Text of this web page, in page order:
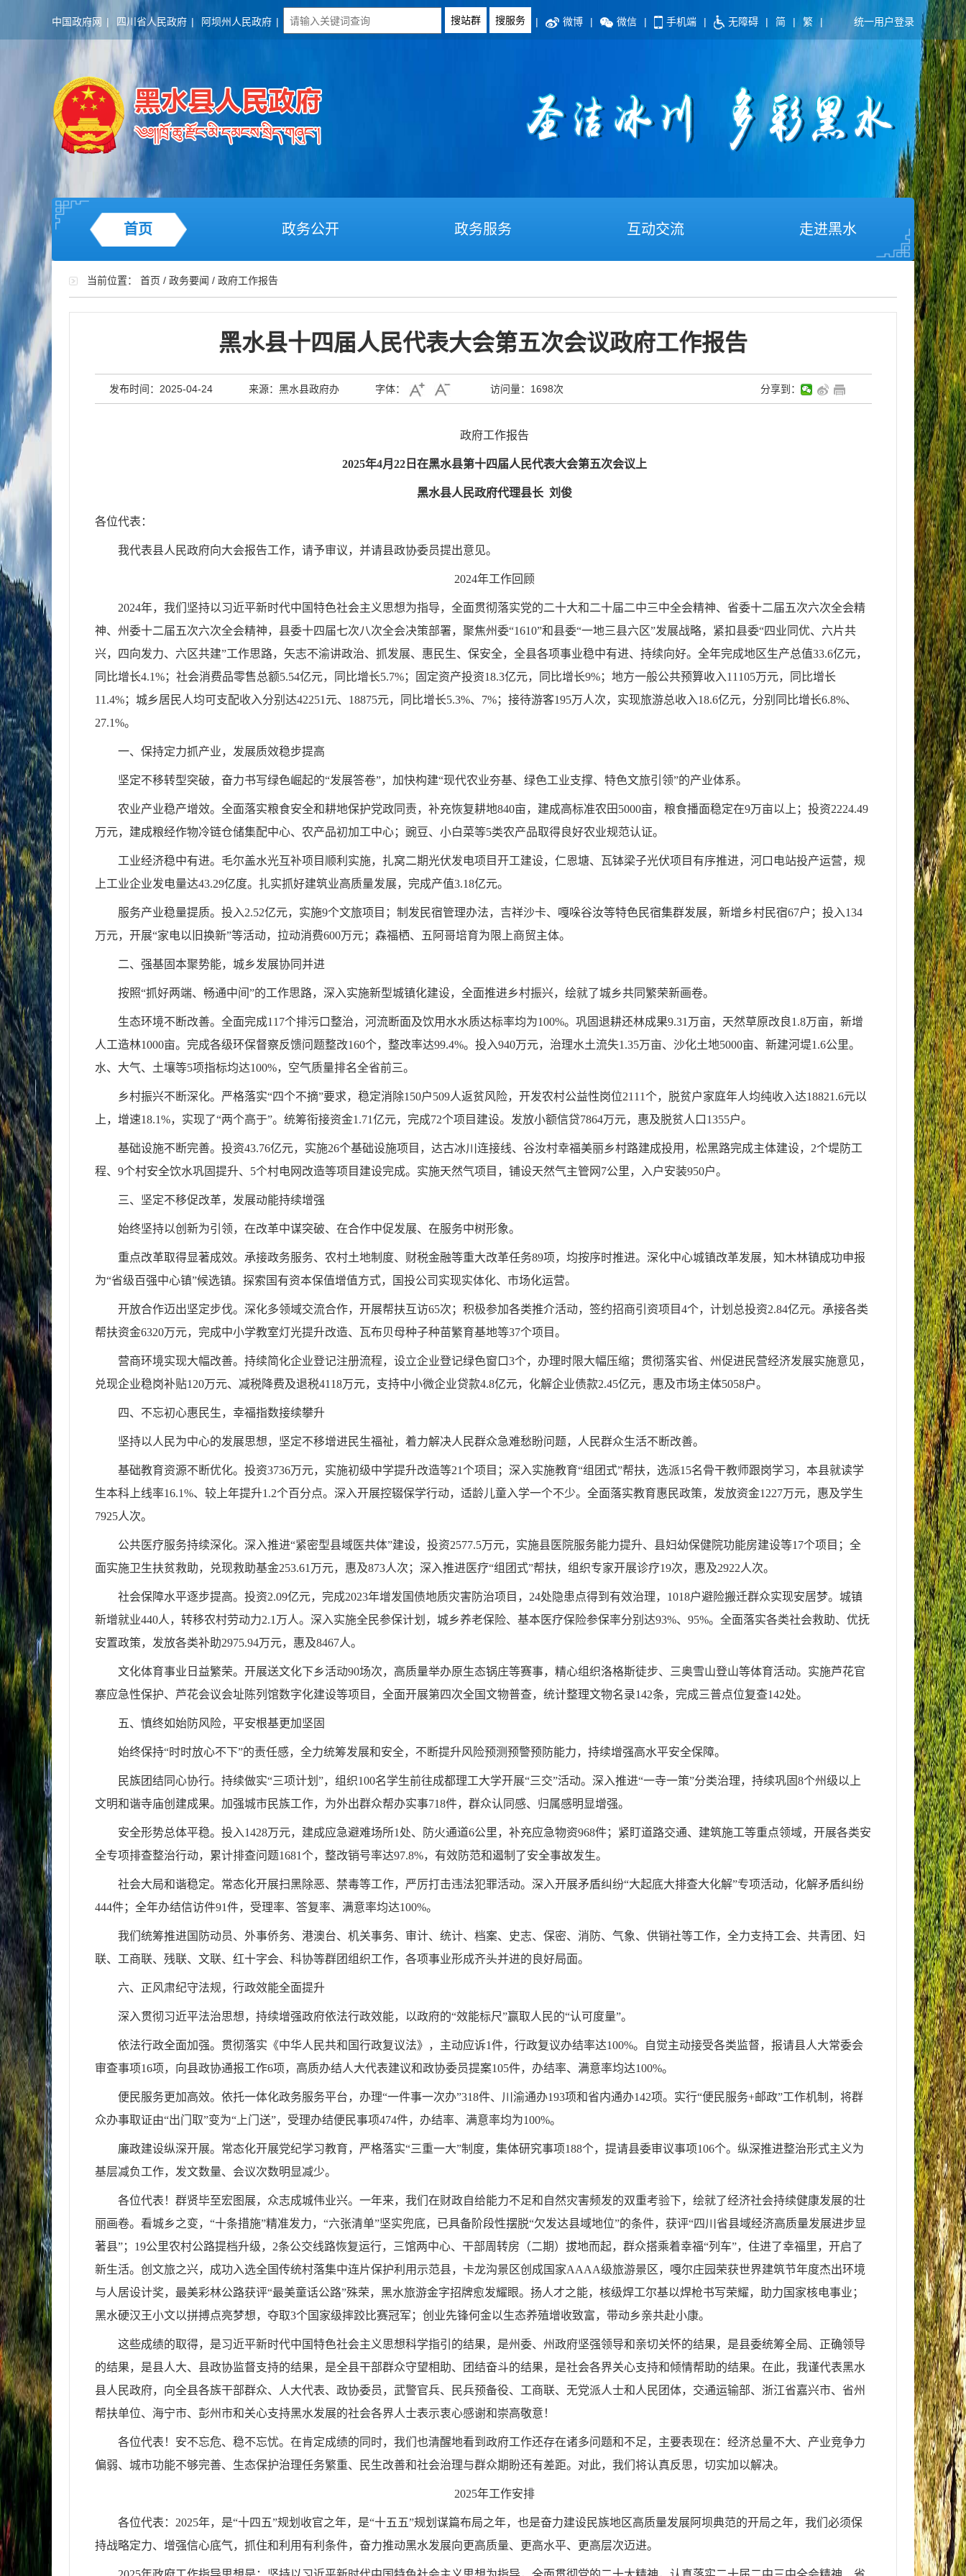
中国政府网 | 四川省人民政府 | 阿坝州人民政府 | | 微博 | 微信 | 手机端 | 无障碍 | 简 | 繁 | 统一用户登录
首页 政务公开 政务服务 互动交流 走进黑水
当前位置： 首页 / 政务要闻 / 政府工作报告
黑水县十四届人民代表大会第五次会议政府工作报告
发布时间：2025-04-24 来源：黑水县政府办 字体： 访问量： 1698次 分享到：
政府工作报告
2025年4月22日在黑水县第十四届人民代表大会第五次会议上
黑水县人民政府代理县长 刘俊
各位代表：
我代表县人民政府向大会报告工作，请予审议，并请县政协委员提出意见。
2024年工作回顾
2024年，我们坚持以习近平新时代中国特色社会主义思想为指导，全面贯彻落实党的二十大和二十届二中三中全会精神、省委十二届五次六次全会精
神、州委十二届五次六次全会精神，县委十四届七次八次全会决策部署，聚焦州委“1610”和县委“一地三县六区”发展战略，紧扣县委“四业同优、六片共
兴，四向发力、六区共建”工作思路，矢志不渝讲政治、抓发展、惠民生、保安全，全县各项事业稳中有进、持续向好。全年完成地区生产总值33.6亿元，
同比增长4.1%；社会消费品零售总额5.54亿元，同比增长5.7%；固定资产投资18.3亿元，同比增长9%；地方一般公共预算收入11105万元，同比增长
11.4%；城乡居民人均可支配收入分别达42251元、18875元，同比增长5.3%、7%；接待游客195万人次，实现旅游总收入18.6亿元，分别同比增长6.8%、
27.1%。
一、保持定力抓产业，发展质效稳步提高
坚定不移转型突破，奋力书写绿色崛起的“发展答卷”，加快构建“现代农业夯基、绿色工业支撑、特色文旅引领”的产业体系。
农业产业稳产增效。全面落实粮食安全和耕地保护党政同责，补充恢复耕地840亩，建成高标准农田5000亩，粮食播面稳定在9万亩以上；投资2224.49
万元，建成粮经作物冷链仓储集配中心、农产品初加工中心；豌豆、小白菜等5类农产品取得良好农业规范认证。
工业经济稳中有进。毛尔盖水光互补项目顺利实施，扎窝二期光伏发电项目开工建设，仁恩塘、瓦钵梁子光伏项目有序推进，河口电站投产运营，规
上工业企业发电量达43.29亿度。扎实抓好建筑业高质量发展，完成产值3.18亿元。
服务产业稳量提质。投入2.52亿元，实施9个文旅项目；制发民宿管理办法，吉祥沙卡、嘎哚谷汝等特色民宿集群发展，新增乡村民宿67户；投入134
万元，开展“家电以旧换新”等活动，拉动消费600万元；森福栖、五阿哥培育为限上商贸主体。
二、强基固本聚势能，城乡发展协同并进
按照“抓好两端、畅通中间”的工作思路，深入实施新型城镇化建设，全面推进乡村振兴，绘就了城乡共同繁荣新画卷。
生态环境不断改善。全面完成117个排污口整治，河流断面及饮用水水质达标率均为100%。巩固退耕还林成果9.31万亩，天然草原改良1.8万亩，新增
人工造林1000亩。完成各级环保督察反馈问题整改160个，整改率达99.4%。投入940万元，治理水土流失1.35万亩、沙化土地5000亩、新建河堤1.6公里。
水、大气、土壤等5项指标均达100%，空气质量排名全省前三。
乡村振兴不断深化。严格落实“四个不摘”要求，稳定消除150户509人返贫风险，开发农村公益性岗位2111个，脱贫户家庭年人均纯收入达18821.6元以
上，增速18.1%，实现了“两个高于”。统筹衔接资金1.71亿元，完成72个项目建设。发放小额信贷7864万元，惠及脱贫人口1355户。
基础设施不断完善。投资43.76亿元，实施26个基础设施项目，达古冰川连接线、谷汝村幸福美丽乡村路建成投用，松黑路完成主体建设，2个堤防工
程、9个村安全饮水巩固提升、5个村电网改造等项目建设完成。实施天然气项目，铺设天然气主管网7公里，入户安装950户。
三、坚定不移促改革，发展动能持续增强
始终坚持以创新为引领，在改革中谋突破、在合作中促发展、在服务中树形象。
重点改革取得显著成效。承接政务服务、农村土地制度、财税金融等重大改革任务89项，均按序时推进。深化中心城镇改革发展，知木林镇成功申报
为“省级百强中心镇”候选镇。探索国有资本保值增值方式，国投公司实现实体化、市场化运营。
开放合作迈出坚定步伐。深化多领域交流合作，开展帮扶互访65次；积极参加各类推介活动，签约招商引资项目4个，计划总投资2.84亿元。承接各类
帮扶资金6320万元，完成中小学教室灯光提升改造、瓦布贝母种子种苗繁育基地等37个项目。
营商环境实现大幅改善。持续简化企业登记注册流程，设立企业登记绿色窗口3个，办理时限大幅压缩；贯彻落实省、州促进民营经济发展实施意见，
兑现企业稳岗补贴120万元、减税降费及退税4118万元，支持中小微企业贷款4.8亿元，化解企业债款2.45亿元，惠及市场主体5058户。
四、不忘初心惠民生，幸福指数接续攀升
坚持以人民为中心的发展思想，坚定不移增进民生福祉，着力解决人民群众急难愁盼问题，人民群众生活不断改善。
基础教育资源不断优化。投资3736万元，实施初级中学提升改造等21个项目；深入实施教育“组团式”帮扶，选派15名骨干教师跟岗学习，本县就读学
生本科上线率16.1%、较上年提升1.2个百分点。深入开展控辍保学行动，适龄儿童入学一个不少。全面落实教育惠民政策，发放资金1227万元，惠及学生
7925人次。
公共医疗服务持续深化。深入推进“紧密型县域医共体”建设，投资2577.5万元，实施县医院服务能力提升、县妇幼保健院功能房建设等17个项目；全
面实施卫生扶贫救助，兑现救助基金253.61万元，惠及873人次；深入推进医疗“组团式”帮扶，组织专家开展诊疗19次，惠及2922人次。
社会保障水平逐步提高。投资2.09亿元，完成2023年增发国债地质灾害防治项目，24处隐患点得到有效治理，1018户避险搬迁群众实现安居梦。城镇
新增就业440人，转移农村劳动力2.1万人。深入实施全民参保计划，城乡养老保险、基本医疗保险参保率分别达93%、95%。全面落实各类社会救助、优抚
安置政策，发放各类补助2975.94万元，惠及8467人。
文化体育事业日益繁荣。开展送文化下乡活动90场次，高质量举办原生态锅庄等赛事，精心组织洛格斯徒步、三奥雪山登山等体育活动。实施芦花官
寨应急性保护、芦花会议会址陈列馆数字化建设等项目，全面开展第四次全国文物普查，统计整理文物名录142条，完成三普点位复查142处。
五、慎终如始防风险，平安根基更加坚固
始终保持“时时放心不下”的责任感，全力统筹发展和安全，不断提升风险预测预警预防能力，持续增强高水平安全保障。
民族团结同心协行。持续做实“三项计划”，组织100名学生前往成都理工大学开展“三交”活动。深入推进“一寺一策”分类治理，持续巩固8个州级以上
文明和谐寺庙创建成果。加强城市民族工作，为外出群众帮办实事718件，群众认同感、归属感明显增强。
安全形势总体平稳。投入1428万元，建成应急避难场所1处、防火通道6公里，补充应急物资968件；紧盯道路交通、建筑施工等重点领域，开展各类安
全专项排查整治行动，累计排查问题1681个，整改销号率达97.8%，有效防范和遏制了安全事故发生。
社会大局和谐稳定。 常态化开展扫黑除恶、禁毒等工作，严厉打击违法犯罪活动。深入开展矛盾纠纷“大起底大排查大化解”专项活动，化解矛盾纠纷
444件；全年办结信访件91件，受理率、答复率、满意率均达100%。
我们统筹推进国防动员、外事侨务、港澳台、机关事务、审计、统计、档案、史志、保密、消防、气象、供销社等工作，全力支持工会、共青团、妇
联、工商联、残联、文联、红十字会、科协等群团组织工作，各项事业形成齐头并进的良好局面。
六、正风肃纪守法规，行政效能全面提升
深入贯彻习近平法治思想，持续增强政府依法行政效能，以政府的“效能标尺”赢取人民的“认可度量”。
依法行政全面加强。贯彻落实 《中华人民共和国行政复议法》 ，主动应诉1件，行政复议办结率达100%。自觉主动接受各类监督，报请县人大常委会
审查事项16项，向县政协通报工作6项，高质办结人大代表建议和政协委员提案105件，办结率、满意率均达100%。
便民服务更加高效。依托一体化政务服务平台，办理“一件事一次办”318件、川渝通办193项和省内通办142项。实行“便民服务+邮政”工作机制，将群
众办事取证由“出门取”变为“上门送”，受理办结便民事项474件，办结率、满意率均为100%。
廉政建设纵深开展。常态化开展党纪学习教育，严格落实“三重一大”制度，集体研究事项188个，提请县委审议事项106个。纵深推进整治形式主义为
基层减负工作，发文数量、会议次数明显减少。
各位代表！群贤毕至宏图展，众志成城伟业兴。一年来，我们在财政自给能力不足和自然灾害频发的双重考验下，绘就了经济社会持续健康发展的壮
丽画卷。看城乡之变，“十条措施”精准发力，“六张清单”坚实兜底，已具备阶段性摆脱“欠发达县域地位”的条件，获评“四川省县域经济高质量发展进步显
著县”；19公里农村公路提档升级，2条公交线路恢复运行，三馆两中心、干部周转房（二期）拔地而起，群众搭乘着幸福“列车”，住进了幸福里，开启了
新生活。创文旅之兴，成功入选全国传统村落集中连片保护利用示范县，卡龙沟景区创成国家AAAA级旅游景区，嘎尔庄园荣获世界建筑节年度杰出环境
与人居设计奖，最美彩林公路获评“最美童话公路”殊荣，黑水旅游金字招牌愈发耀眼。扬人才之能，核级焊工尔基以焊枪书写荣耀，助力国家核电事业；
黑水硬汉王小文以拼搏点亮梦想，夺取3个国家级摔跤比赛冠军；创业先锋何金以生态养殖增收致富，带动乡亲共赴小康。
这些成绩的取得，是习近平新时代中国特色社会主义思想科学指引的结果，是州委、州政府坚强领导和亲切关怀的结果，是县委统筹全局、正确领导
的结果，是县人大、县政协监督支持的结果，是全县干部群众守望相助、团结奋斗的结果，是社会各界关心支持和倾情帮助的结果。在此，我谨代表黑水
县人民政府，向全县各族干部群众、人大代表、政协委员，武警官兵、民兵预备役、工商联、无党派人士和人民团体， 交通运输部、浙江省嘉兴市、省州
帮扶单位、海宁市、彭州市和关心支持黑水发展的社会各界人士表示衷心感谢和崇高敬意！
各位代表！安不忘危、稳不忘忧。在肯定成绩的同时，我们也清醒地看到政府工作还存在诸多问题和不足，主要表现在：经济总量不大、产业竞争力
偏弱、城市功能不够完善、生态保护治理任务繁重、民生改善和社会治理与群众期盼还有差距。对此，我们将认真反思，切实加以解决。
2025年工作安排
各位代表：2025年，是“十四五”规划收官之年，是“十五五”规划谋篇布局之年，也是奋力建设民族地区高质量发展阿坝典范的开局之年，我们必须保
持战略定力、增强信心底气，抓住和利用有利条件，奋力推动黑水发展向更高质量、更高水平、更高层次迈进。